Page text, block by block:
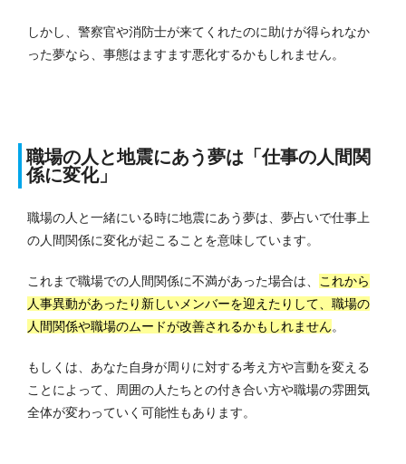
しかし、警察官や消防士が来てくれたのに助けが得られなか
った夢なら、事態はますます悪化するかもしれません。
職場の人と地震にあう夢は「仕事の人間関
係に変化」
職場の人と一緒にいる時に地震にあう夢は、夢占いで仕事上
の人間関係に変化が起こることを意味しています。
これまで職場での人間関係に不満があった場合は、 これから
人事異動があったり新しいメンバーを迎えたりして、職場の
人間関係や職場のムードが改善されるかもしれません。
もしくは、あなた自身が周りに対する考え方や言動を変える
ことによって、周囲の人たちとの付き合い方や職場の雰囲気
全体が変わっていく可能性もあります。